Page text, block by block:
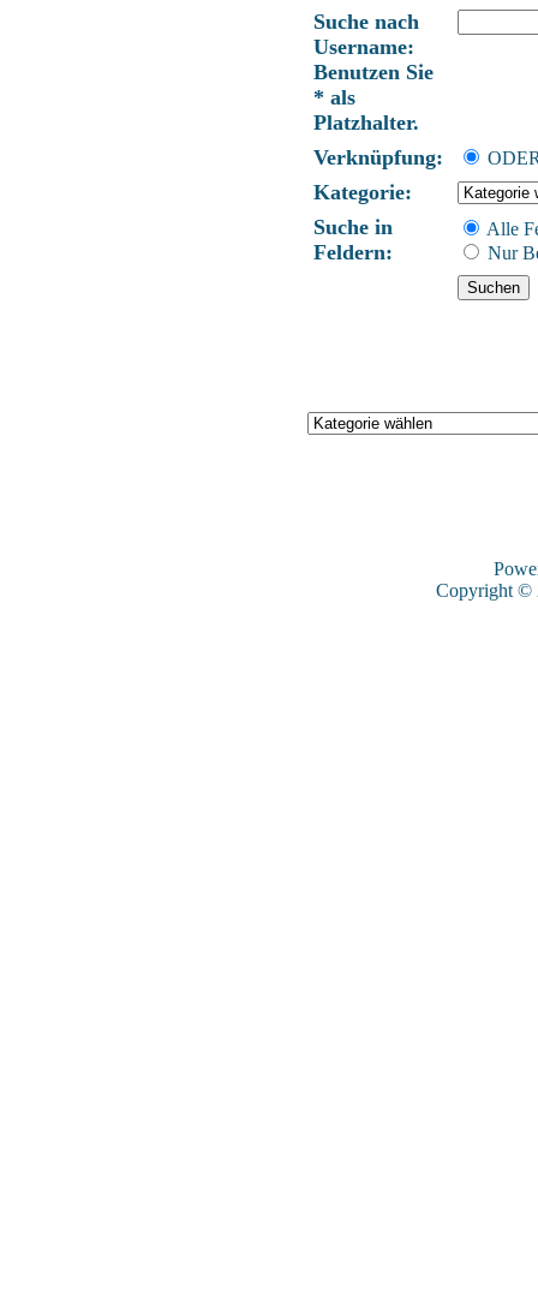
Suche nach
Username:
Benutzen Sie
* als
Platzhalter.
Verknüpfung:
Kategorie:
Suche in
Feldern:
Alle
Nur
Copyright ©